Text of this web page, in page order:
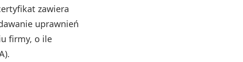
zawiera
uprawnień
firmy, o ile